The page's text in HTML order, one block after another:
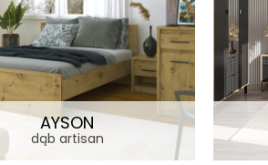
AYSON
dąb artisan